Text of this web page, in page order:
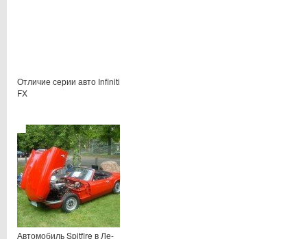
Отличие серии авто Infiniti
FX
Автомобиль Spitfire в Ле-